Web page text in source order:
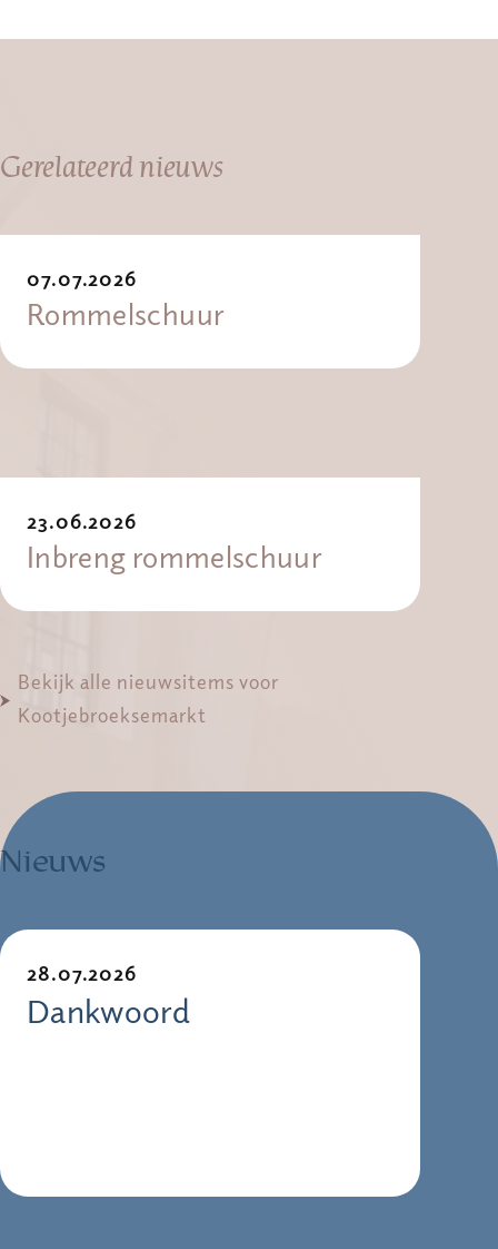
Gerelateerd nieuws
07.07.2026
Rommelschuur
23.06.2026
Inbreng rommelschuur
Bekijk alle nieuwsitems voor
Kootjebroeksemarkt
Nieuws
28.07.2026
Dankwoord